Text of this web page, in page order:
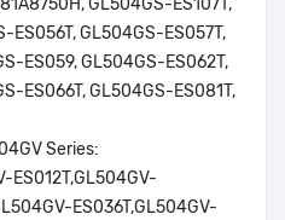
GL504GS-ES107T,
ES056T, GL504GS-ES057T,
ES059, GL504GS-ES062T,
ES066T, GL504GS-ES081T,
Series:
ES012T,GL504GV-
ES036T,GL504GV-